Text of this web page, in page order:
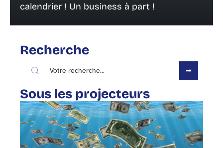
calendrier ! Un business à part !
Recherche
Sous les projecteurs